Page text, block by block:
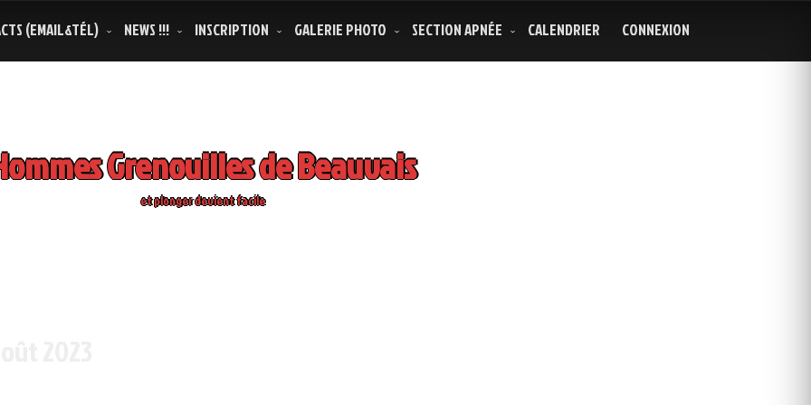
(EMAIL&TÉL) NEWS !!! INSCRIPTION GALERIE PHOTO SECTION APNÉE CALENDRIER CONNEXION
Grenouilles de Beauvais
et plonger devient facile